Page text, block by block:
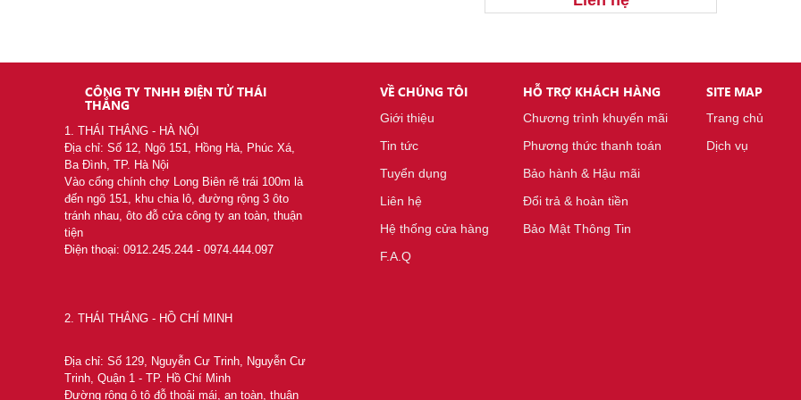
CÔNG TY TNHH ĐIỆN TỬ THÁI
THẮNG
1. THÁI THẮNG - HÀ NỘI
Địa chỉ: Số 12, Ngõ 151, Hồng Hà, Phúc Xá,
Ba Đình, TP. Hà Nội
Vào cổng chính chợ Long Biên rẽ trái 100m là
đến ngõ 151, khu chia lô, đường rộng 3 ôto
tránh nhau, ôto đỗ cửa công ty an toàn, thuận
tiện
Điện thoại: 0912.245.244 - 0974.444.097
2. THÁI THẮNG - HỒ CHÍ MINH
Địa chỉ: Số 129, Nguyễn Cư Trinh, Nguyễn Cư
Trinh, Quận 1 - TP. Hồ Chí Minh
Đường rộng ô tô đỗ thoải mái, an toàn, thuận
VỀ CHÚNG TÔI
Giới thiệu
Tin tức
Tuyển dụng
Liên hệ
Hệ thống cửa hàng
F.A.Q
HỖ TRỢ KHÁCH HÀNG
Chương trình khuyến mãi
Phương thức thanh toán
Bảo hành & Hậu mãi
Đổi trả & hoàn tiền
Bảo Mật Thông Tin
SITE MAP
Trang chủ
Dịch vụ